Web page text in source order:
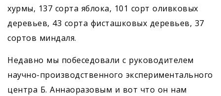
хурмы, 137 сорта яблока, 101 сорт оливковых
деревьев, 43 сорта фисташковых деревьев, 37
сортов миндаля.
Недавно мы побеседовали с руководителем
научно-производственного экспериментального
центра Б. Аннаоразовым и вот что он нам